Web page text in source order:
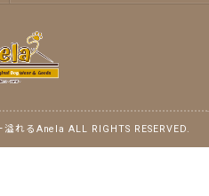
れるAnela ALL RIGHTS RESERVED.